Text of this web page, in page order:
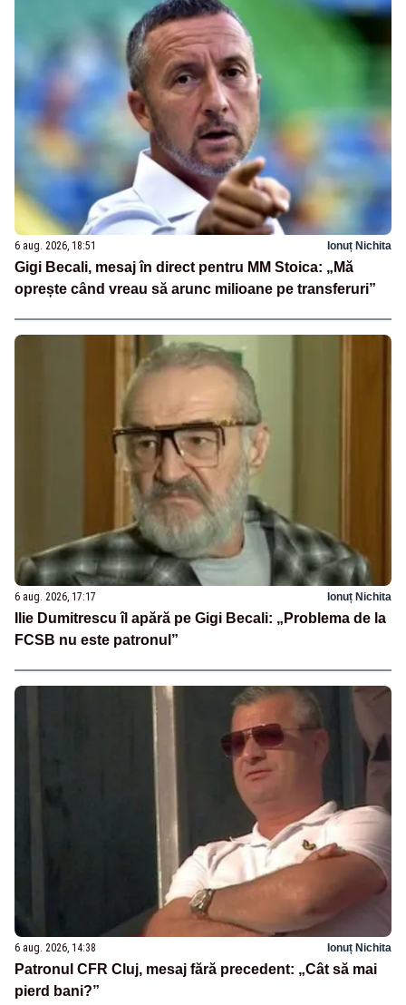
6 aug. 2026, 18:51 Ionuț Nichita
Gigi Becali, mesaj în direct pentru MM Stoica: „Mă
oprește când vreau să arunc milioane pe transferuri”
6 aug. 2026, 17:17 Ionuț Nichita
Ilie Dumitrescu îl apără pe Gigi Becali: „Problema de la
FCSB nu este patronul”
6 aug. 2026, 14:38 Ionuț Nichita
Patronul CFR Cluj, mesaj fără precedent: „Cât să mai
pierd bani?”